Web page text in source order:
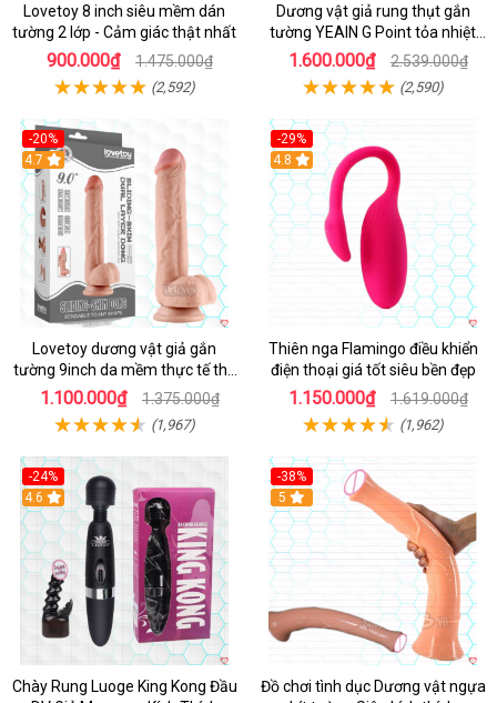
Lovetoy 8 inch siêu mềm dán
tường 2 lớp - Cảm giác thật nhất
900.000₫ 1.475.000₫
(2,592)
Dương vật giả rung thụt gắn
tường YEAIN G Point tỏa nhiệt
điều khiển từ xa
1.600.000₫ 2.539.000₫
(2,590)
-20%
Hot
4.7
Lovetoy dương vật giả gắn
tường 9inch da mềm thực tế thú
vị
1.100.000₫ 1.375.000₫
(1,967)
-29%
Hot
4.8
Thiên nga Flamingo điều khiển
điện thoại giá tốt siêu bền đẹp
1.150.000₫ 1.619.000₫
(1,962)
-24%
4.6
Chày Rung Luoge King Kong Đầu
-38%
Hot
5
Đồ chơi tình dục Dương vật ngựa